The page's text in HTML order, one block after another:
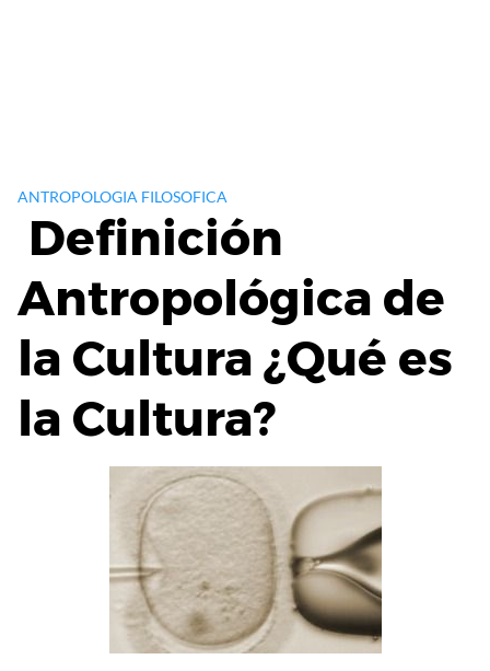
ANTROPOLOGIA FILOSOFICA
Definición
Antropológica de
la Cultura ¿Qué es
la Cultura?